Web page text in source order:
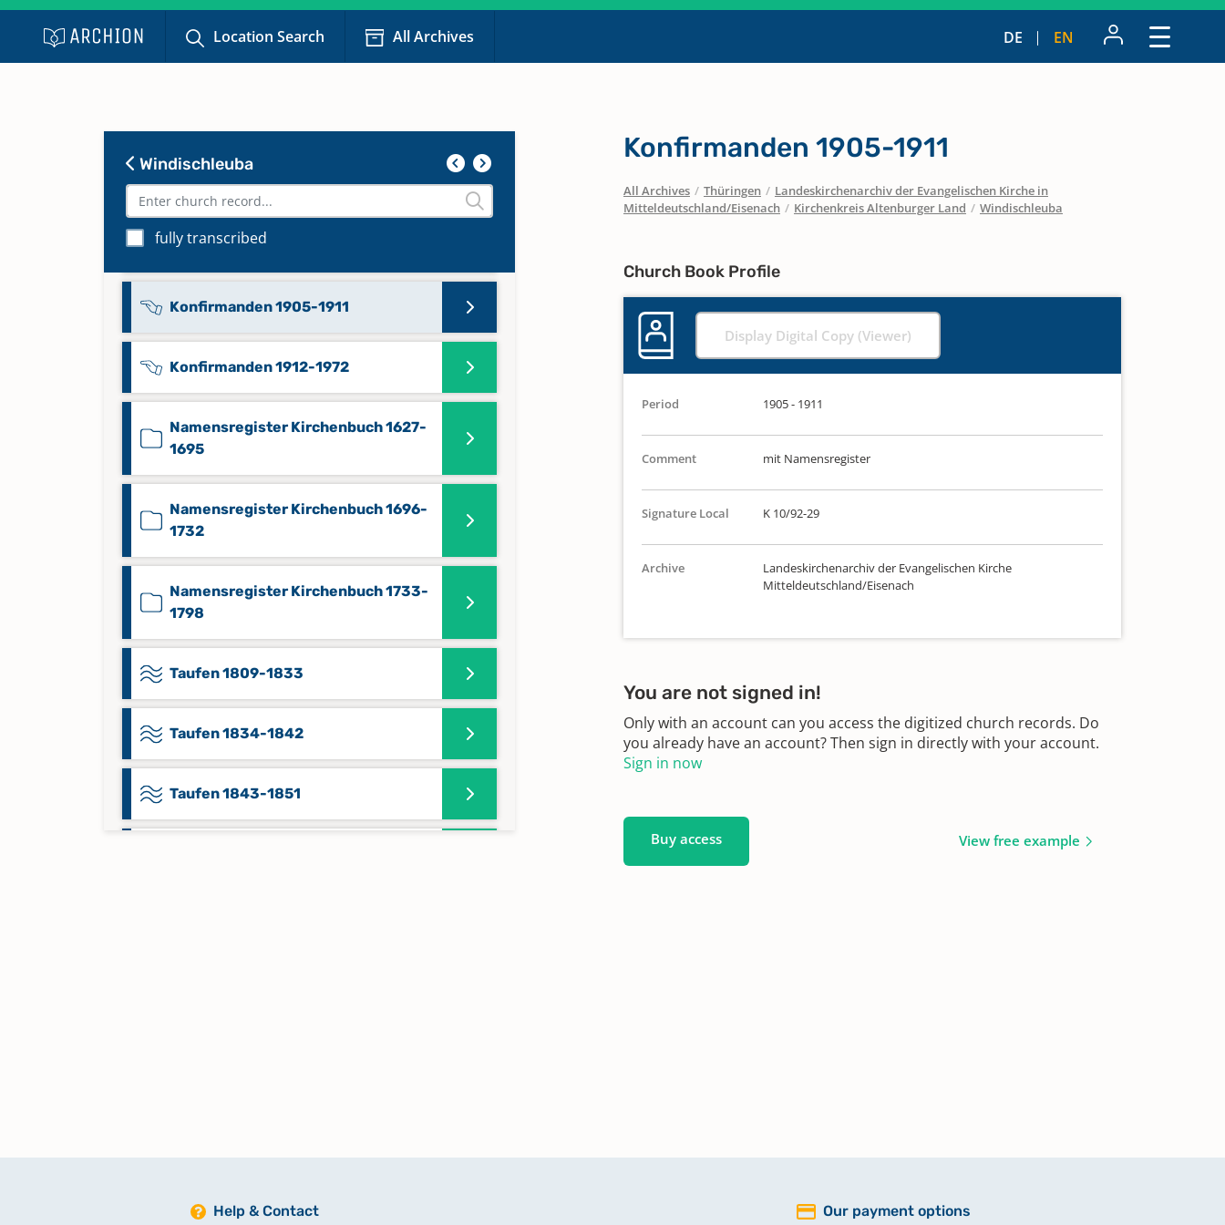
Location Search All Archives DE EN
Windischleuba
fully transcribed
Konfirmanden 1826-1867
Konfirmanden 1868-1904
Konfirmanden 1905-1911
Konfirmanden 1912-1972
Namensregister Kirchenbuch 1627-
1695
Namensregister Kirchenbuch 1696-
1732
Namensregister Kirchenbuch 1733-
1798
Taufen 1809-1833
Taufen 1834-1842
Taufen 1843-1851
Konfirmanden 1905-1911
All Archives / Thüringen / Landeskirchenarchiv der Evangelischen Kirche in
Mitteldeutschland/Eisenach / Kirchenkreis Altenburger Land / Windischleuba
Church Book Profile
Display Digital Copy (Viewer)
Period 1905 - 1911
Comment mit Namensregister
Signature Local K 10/92-29
Archive
Landeskirchenarchiv der Evangelischen Kirche
Mitteldeutschland/Eisenach
You are not signed in!
Only with an account can you access the digitized church records. Do
you already have an account? Then sign in directly with your account.
Sign in now
Buy access View free example
Help & Contact Our payment options